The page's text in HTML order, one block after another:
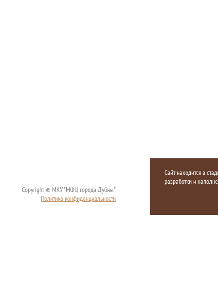
Copyright © МКУ "МФЦ города Дубны"
Политика конфиденциальности
Сайт находится в
разработки и